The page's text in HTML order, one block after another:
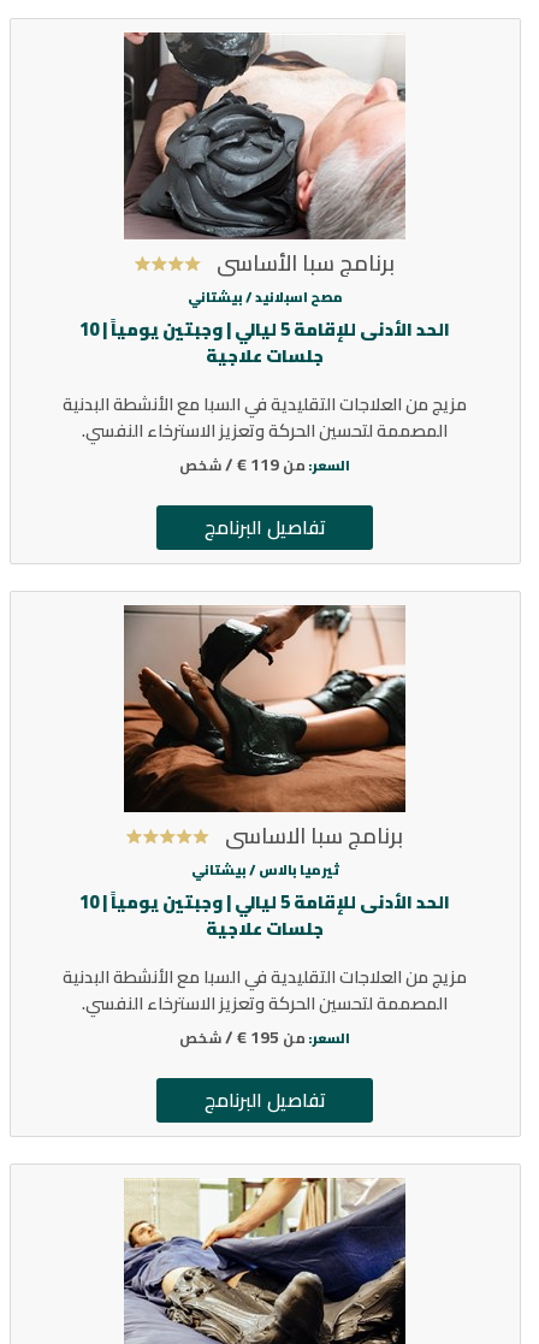
برنامج سبا الأساسي
مصح اسبلانيد /بيشتاني
الحد الأدنى للإقامة 5 ليالي | وجبتين يومياً | 10
جلسات علاجية
مزيج من العلاجات التقليدية في السبا مع الأنشطة البدنية
المصممة لتحسين الحركة وتعزيز الاسترخاء النفسي.
السعر: من119 € / شخص
تفاصيل البرنامج
برنامج سبا الاساسي
ثيرميا بالاس /بيشتاني
الحد الأدنى للإقامة 5 ليالي | وجبتين يومياً | 10
جلسات علاجية
مزيج من العلاجات التقليدية في السبا مع الأنشطة البدنية
المصممة لتحسين الحركة وتعزيز الاسترخاء النفسي.
السعر: من 195 € / شخص
تفاصيل البرنامج